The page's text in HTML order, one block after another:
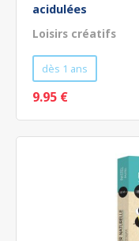
acidulées
Loisirs créatifs
dès 1 ans
9.95 €